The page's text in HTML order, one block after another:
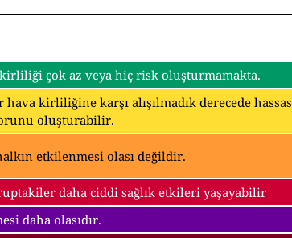
çok az veya hiç risk oluşturmamakta.
kirliliğine karşı alışılmadık derecede hassas
oluşturabilir.
etkilenmesi olası değildir.
daha ciddi sağlık etkileri yaşayabilir
daha olasıdır.